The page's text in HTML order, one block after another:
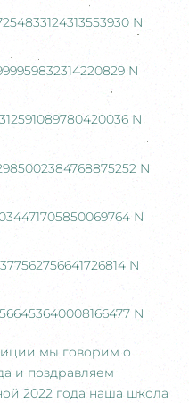
мы говорим о
и поздравляем
2022 года наша школа